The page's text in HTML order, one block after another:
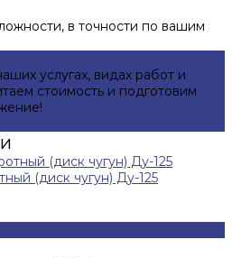
в точности по вашим
услугах, видах работ и
стоимость и подготовим
(диск чугун) Ду-125